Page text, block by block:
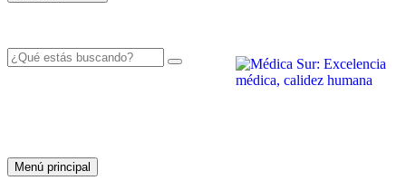
Menú principal